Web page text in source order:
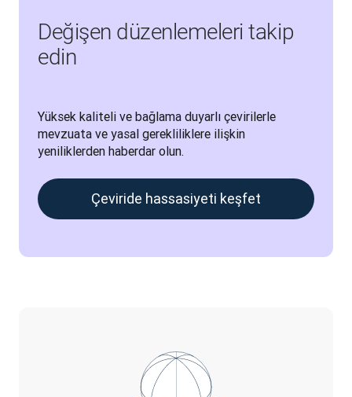
Değişen düzenlemeleri takip
edin
Yüksek kaliteli ve bağlama duyarlı çevirilerle
mevzuata ve yasal gerekliliklere ilişkin
yeniliklerden haberdar olun.
Çeviride hassasiyeti keşfet